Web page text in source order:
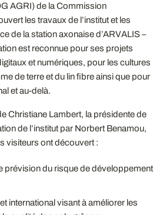
AGRI) de la Commission
les travaux de l’institut et les
de la station axonaise d’ARVALIS –
est reconnue pour ses projets
et numériques, pour les cultures
de terre et du lin fibre ainsi que pour
et au-delà.
Christiane Lambert, la présidente de
de l’institut par Norbert Benamou,
visiteurs ont découvert :
prévision du risque de développement
international visant à améliorer les